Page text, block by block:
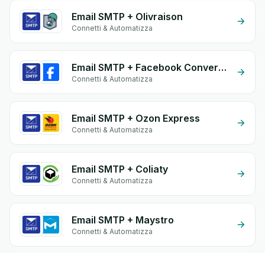
Email SMTP + Olivraison
Connetti & Automatizza
Email SMTP + Facebook Conversion API (CAPI)
Connetti & Automatizza
Email SMTP + Ozon Express
Connetti & Automatizza
Email SMTP + Coliaty
Connetti & Automatizza
Email SMTP + Maystro
Connetti & Automatizza